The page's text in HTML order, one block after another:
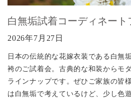
白無垢試着コーディネート
2026年7月27日
日本の伝統的な花嫁衣装である白無
袴のご試着会。古典的な和装からモ
ラインナップです。ぜひご家族の皆
は白無垢で考えているけど、少し色